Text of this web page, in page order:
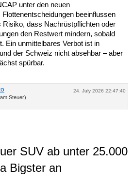
unter den neuen
beeinflussen
Risiko, dass Nachrüstpflichten oder
den Restwert mindern, sobald
Ein unmittelbares Verbot ist in
der Schweiz nicht absehbar – aber
spürbar.
24. July 2026 22:47:40
Steuer)
SUV ab unter 25.000
Bigster an